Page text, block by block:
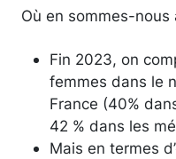
Où en sommes-nous
Fin 2023, on
femmes dans le
France (40%
42 % dans les
Mais en termes